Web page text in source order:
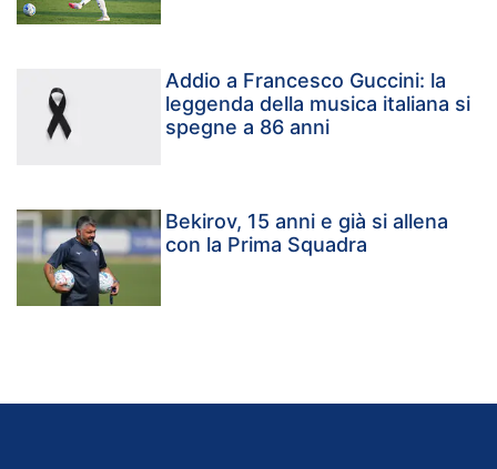
Addio a Francesco Guccini: la
leggenda della musica italiana si
spegne a 86 anni
Bekirov, 15 anni e già si allena
con la Prima Squadra